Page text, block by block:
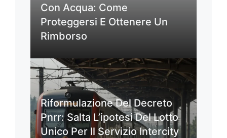
Con Acqua: Come
Proteggersi E Ottenere Un
Rimborso
Riformulazione Del Decreto
Pnrr: Salta L’ipotesi Del Lotto
Unico Per Il Servizio Intercity